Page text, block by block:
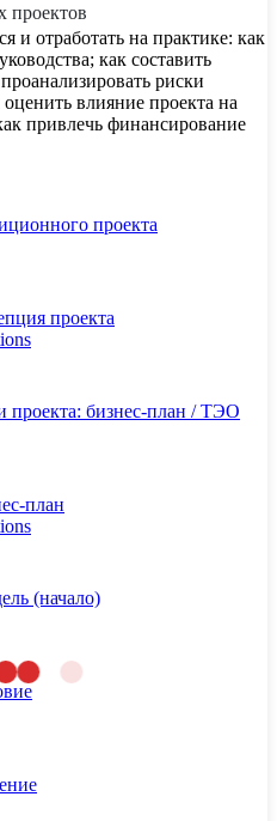
проектов
и отработать на практике: как
как составить
риски
влияние проекта на
привлечь финансирование
проекта
проекта
проекта: бизнес-план / ТЭО
план
(начало)